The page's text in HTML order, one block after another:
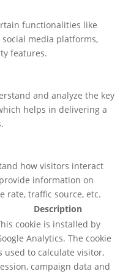
functionalities like
media platforms,
features.
and analyze the key
helps in delivering a
how visitors interact
information on
rate, traffic source, etc.
Description
cookie is installed by
Analytics. The cookie
used to calculate visitor,
campaign data and